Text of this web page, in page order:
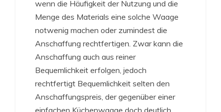
wenn die Häufigkeit der Nutzung und die
Menge des Materials eine solche Waage
notwenig machen oder zumindest die
Anschaffung rechtfertigen. Zwar kann die
Anschaffung auch aus reiner
Bequemlichkeit erfolgen, jedoch
rechtfertigt Bequemlichkeit selten den
Anschaffungspreis, der gegenüber einer